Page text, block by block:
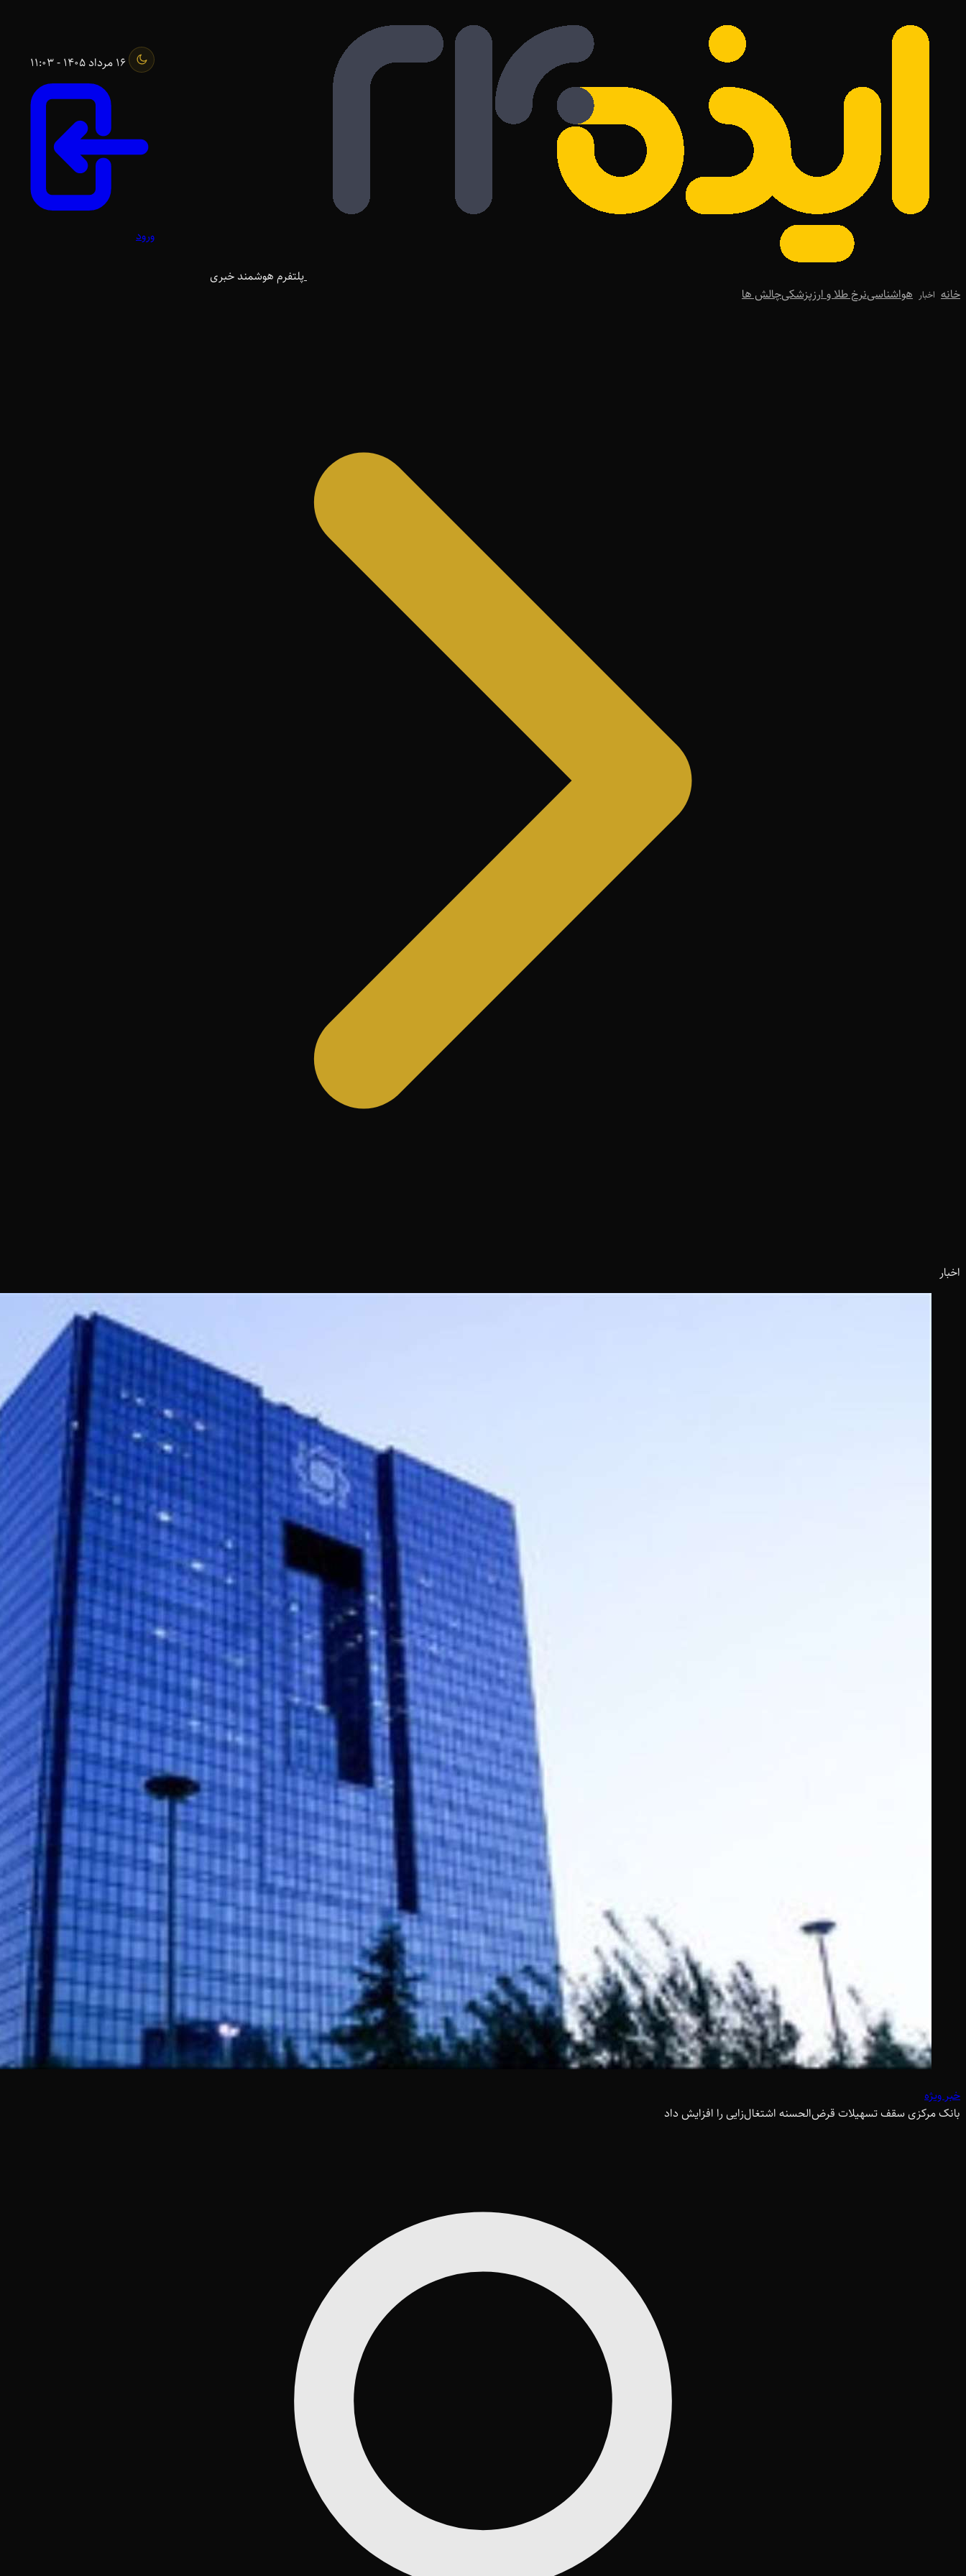
پلتفرم هوشمند خبری
16 مرداد 1405 - 11:03
ورود
خانه اخبار هواشناسینرخ طلا و ارزپزشکیچالش ها
اخبار
خبر ویژه
بانک مرکزی سقف تسهیلات قرض‌الحسنه اشتغال‌زایی را افزایش داد